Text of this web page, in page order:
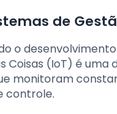
de
o
(IoT) é uma
monitoram
controle.